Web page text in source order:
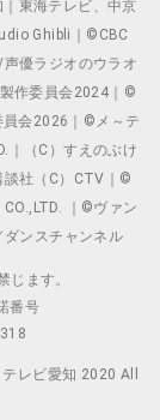
東海テレビ、中京
Ghibli｜©CBC
優ラジオのウラオ
作委員会2024｜©
員会2026｜©メ～テ
｜（C）すえのぶけ
談社（C）CTV｜©
｜©ヴァン
ンスチャンネル
じます。
番号
レビ愛知 2020 All